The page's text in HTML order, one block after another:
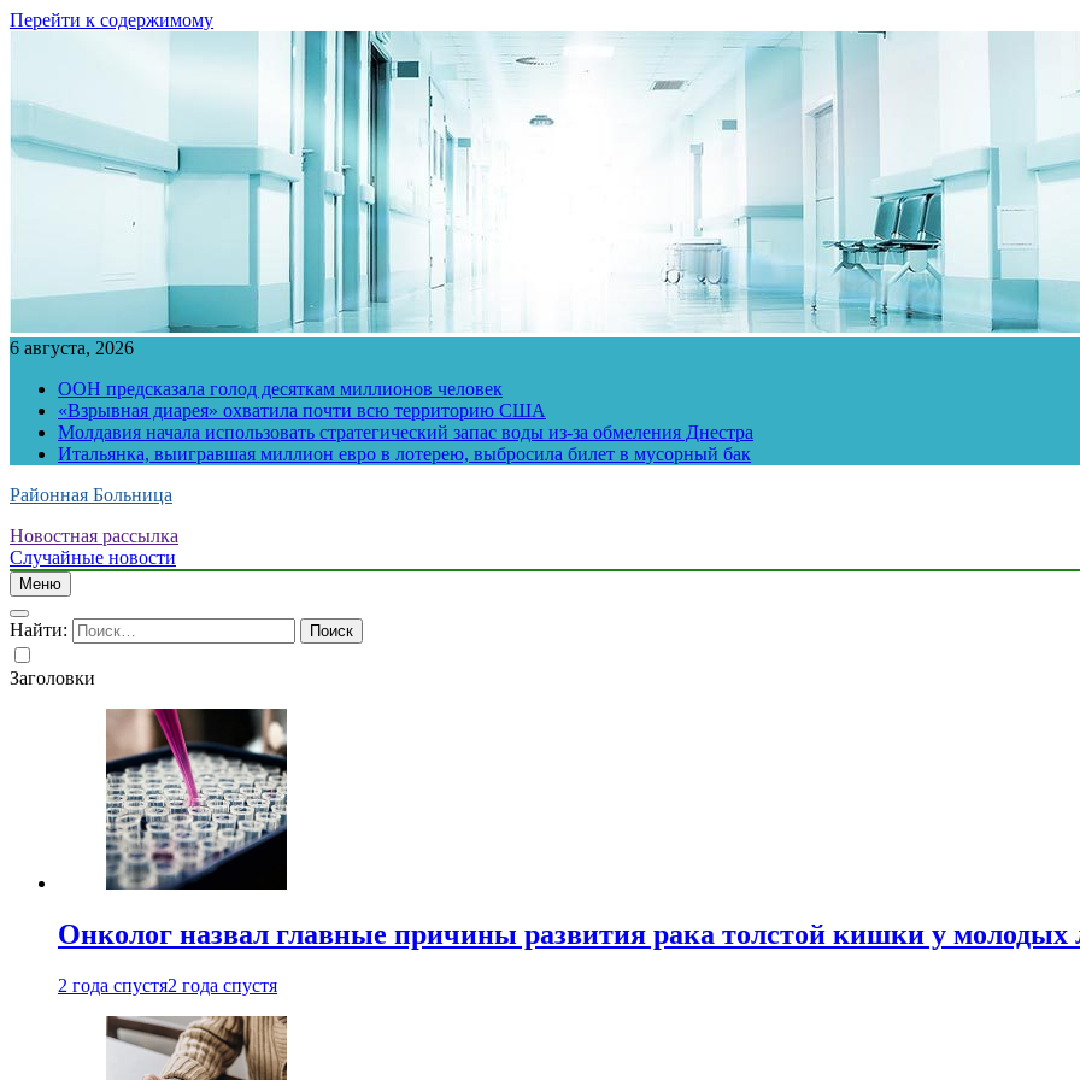
Перейти к содержимому
6 августа, 2026
ООН предсказала голод десяткам миллионов человек
«Взрывная диарея» охватила почти всю территорию США
Молдавия начала использовать стратегический запас воды из-за обмеления Днестра
Итальянка, выигравшая миллион евро в лотерею, выбросила билет в мусорный бак
Районная Больница
Новостная рассылка
Случайные новости
Меню
Найти:
Заголовки
Онколог назвал главные причины развития рака толстой кишки у молодых
2 года спустя2 года спустя